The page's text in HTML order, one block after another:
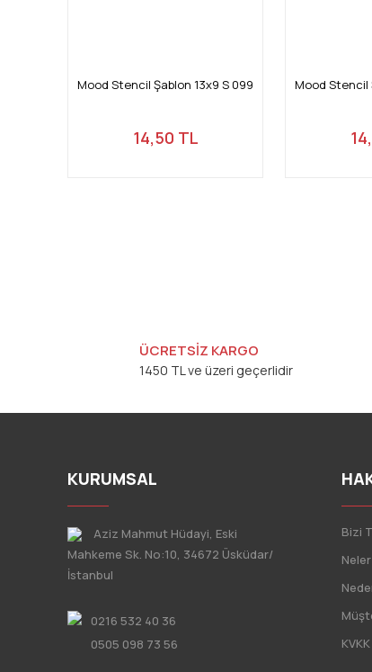
Mood Stencil Şablon 13x9 S 099
14,50 TL
Mood Stencil
ÜCRETSİZ KARGO
1450 TL ve üzeri geçerlidir
KURUMSAL
Aziz Mahmut Hüdayi, Eski
Mahkeme Sk. No:10, 34672 Üsküdar/
İstanbul
0216 532 40 36
0505 098 73 56
Bizi